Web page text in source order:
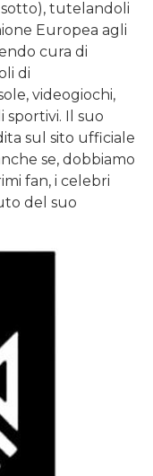
tutelandoli
Europea agli
cura di
di
videogiochi,
Il suo
sul sito ufficiale
se, dobbiamo
fan, i celebri
del suo